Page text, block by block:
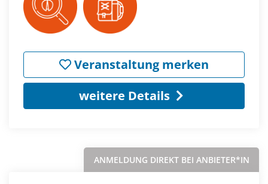
Veranstaltung merken
weitere Details
ANMELDUNG DIREKT BEI ANBIETER*IN